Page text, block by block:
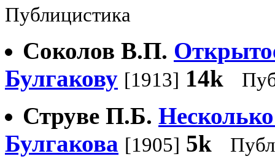
Публицистика
Соколов В.П.
Булгакову [1913] 14k
Струве П.Б.
Булгакова [1905] 5k